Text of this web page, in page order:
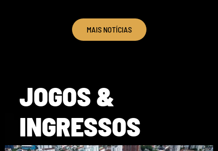
MAIS NOTÍCIAS
JOGOS &
INGRESSOS